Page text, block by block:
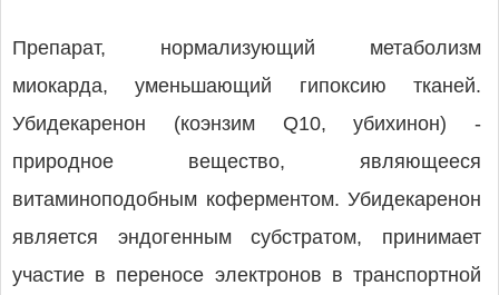
Препарат, нормализующий метаболизм
миокарда, уменьшающий гипоксию тканей.
Убидекаренон (коэнзим Q10, убихинон) -
природное вещество, являющееся
витаминоподобным коферментом. Убидекаренон
является эндогенным субстратом, принимает
участие в переносе электронов в транспортной